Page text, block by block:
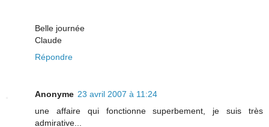
Belle journée
Claude
Répondre
Anonyme 23 avril 2007 à 11:24
une affaire qui fonctionne superbement, je suis très
admirative...